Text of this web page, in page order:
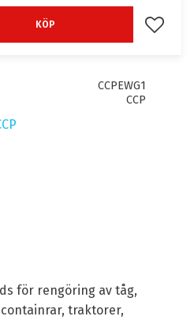
KÖP Lägg
CCPEWG1
CCP
för rengöring av tåg,
traktorer,